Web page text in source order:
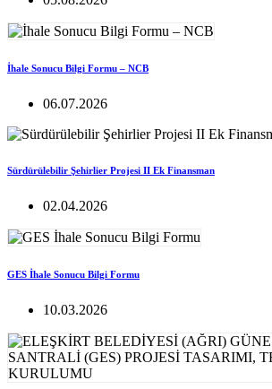
İhale Sonucu Bilgi Formu – NCB
06.07.2026
Sürdürülebilir Şehirlier Projesi II Ek Finansman
02.04.2026
GES İhale Sonucu Bilgi Formu
10.03.2026